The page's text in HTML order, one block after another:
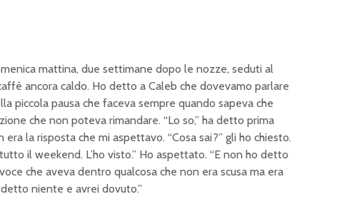
mattina, due settimane dopo le nozze, seduti al
ancora caldo. Ho detto a Caleb che dovevamo parlare
piccola pausa che faceva sempre quando sapeva che
che non poteva rimandare. “Lo so,” ha detto prima
era la risposta che mi aspettavo. “Cosa sai?” gli ho chiesto.
il weekend. L’ho visto.” Ho aspettato. “E non ho detto
che aveva dentro qualcosa che non era scusa ma era
niente e avrei dovuto.”